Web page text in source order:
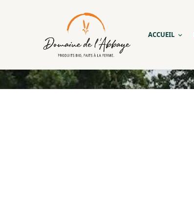
ACCUEIL